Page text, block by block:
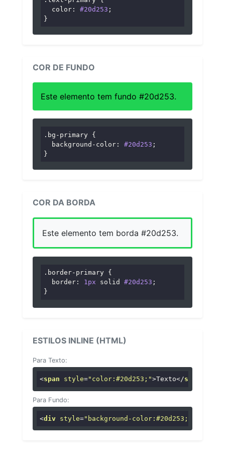
color : #20d253 ;
}
COR DE FUNDO
Este elemento tem fundo #20d253.
.bg-primary {
background-color : #20d253 ;
}
COR DA BORDA
Este elemento tem borda #20d253.
.border-primary {
border : 1px solid #20d253 ;
}
ESTILOS INLINE (HTML)
Para Texto:
<span style="color:#20d253;">Texto</span
Para Fundo:
<div style="background-color:#20d253;"